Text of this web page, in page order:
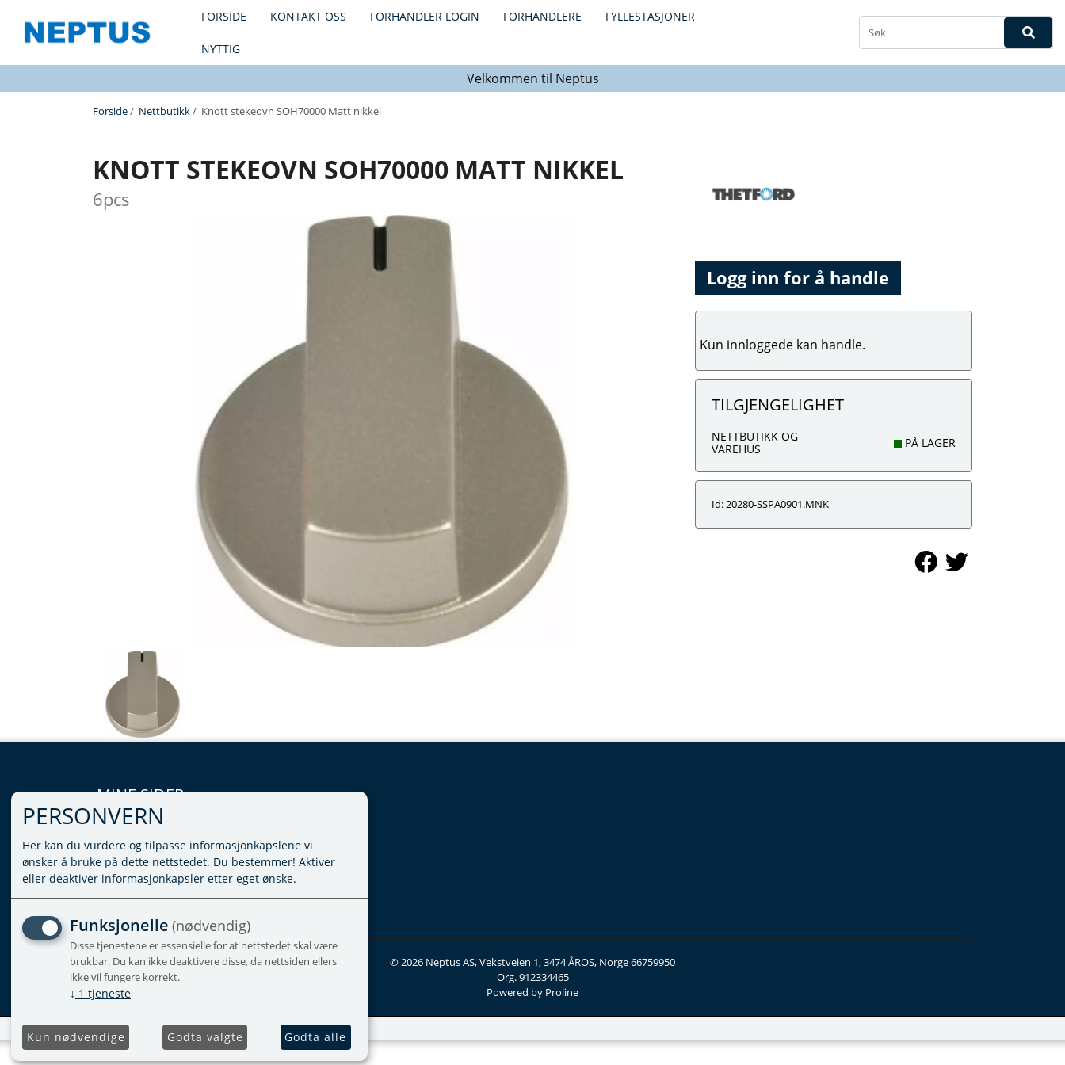
FORSIDE KONTAKT OSS FORHANDLER LOGIN FORHANDLERE FYLLESTASJONER
NYTTIG
Velkommen til Neptus
Forside/ Nettbutikk/ Knott stekeovn SOH70000 Matt nikkel
KNOTT STEKEOVN SOH70000 MATT NIKKEL
6pcs
Logg inn for å handle
Kun innloggede kan handle.
TILGJENGELIGHET
NETTBUTIKK OG
VAREHUS
PÅ LAGER
Id: 20280-SSPA0901.MNK
MINE SIDER
LOGG INN
VILKÅR
PERSONVERNERKLÆRING
ADMINISTRER COOKIES
© 2026 Neptus AS, Vekstveien 1, 3474 ÅROS, Norge 66759950
Org. 912334465
Powered by Proline
PERSONVERN
Her kan du vurdere og tilpasse informasjonkapslene vi
ønsker å bruke på dette nettstedet. Du bestemmer! Aktiver
eller deaktiver informasjonkapsler etter eget ønske.
Funksjonelle (nødvendig)
Disse tjenestene er essensielle for at nettstedet skal være
brukbar. Du kan ikke deaktivere disse, da nettsiden ellers
ikke vil fungere korrekt.
↓ 1 tjeneste
Kun nødvendige Godta valgte Godta alle